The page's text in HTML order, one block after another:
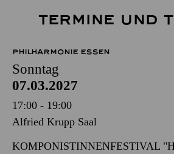
TERMINE UND
PHILHARMONIE ESSEN
Sonntag
07.03.2027
17:00 - 19:00
Alfried Krupp Saal
KOMPONISTINNENFESTIVAL